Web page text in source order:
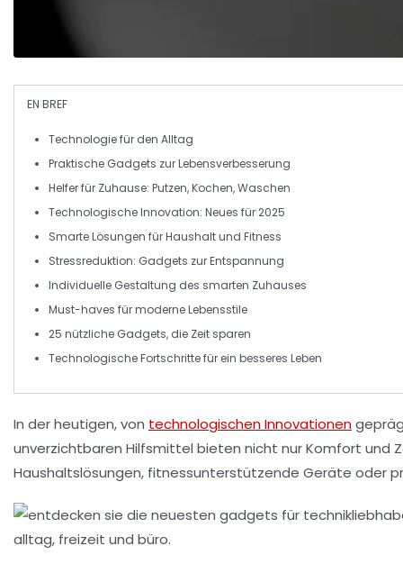
EN BREF
Technologiefür den Alltag
Praktische Gadgets zurLebensverbesserung
Helferfür Zuhause: Putzen, Kochen, Waschen
TechnologischeInnovation: Neues für 2025
SmarteLösungen fürHaushaltund Fitness
Stressreduktion: Gadgets zurEntspannung
Individuelle Gestaltung des smarten Zuhauses
Must-haves fürmoderneLebensstile
25 nützliche Gadgets, die Zeit sparen
TechnologischeFortschrittefür ein besseres Leben
In der heutigen, von technologischen Innovationen
unverzichtbaren Hilfsmittel bieten nicht nur Komfort und
Haushaltslösungen, fitnessunterstützende Geräte oder